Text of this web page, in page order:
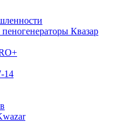
Квазар
14